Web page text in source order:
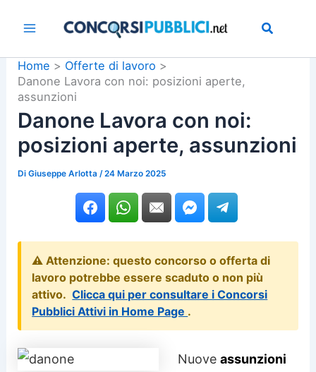
Home
Offerte di lavoro
Danone Lavora con noi: posizioni aperte,
assunzioni
Danone Lavora con noi:
posizioni aperte, assunzioni
DiGiuseppe Arlotta /24 Marzo 2025
⚠️ Attenzione: questo concorso o offerta di
lavoro potrebbe essere scaduto o non più
attivo. Clicca qui per consultare i Concorsi
Pubblici Attivi in Home Page .
Nuoveassunzioni